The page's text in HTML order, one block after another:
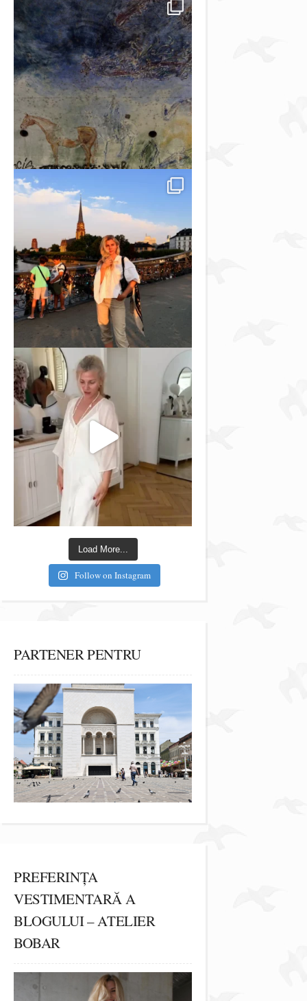
Load More...
Follow on Instagram
PARTENER PENTRU
PREFERINȚA
VESTIMENTARĂ A
BLOGULUI – ATELIER
BOBAR